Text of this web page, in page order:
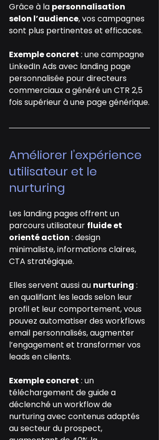
Grâce à la personnalisation
selon l’audience, vos campagnes
sont plus pertinentes et efficaces.
Exemple concret : une campagne
LinkedIn Ads avec landing page
personnalisée pour directeurs
commerciaux a généré un CTR 2,5
fois supérieur à une page générique.
Améliorer l’expérience
utilisateur et le
nurturing
Les landing pages offrent un
parcours utilisateur fluide et
orienté action : design
minimaliste, informations claires,
CTA stratégique.
Elles servent aussi au nurturing :
en qualifiant les leads selon leur
profil et leur comportement, vous
pouvez automatiser des workflows
email personnalisés, augmenter
l’engagement et transformer vos
leads en clients.
Exemple concret : un
téléchargement de guide a
déclenché un workflow de
nurturing avec contenus adaptés
au secteur du prospect,